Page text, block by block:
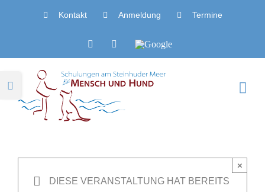
Kontakt Anmeldung Termine
FacebookInstagram
Google
DIESE VERANSTALTUNG HAT BEREITS
×